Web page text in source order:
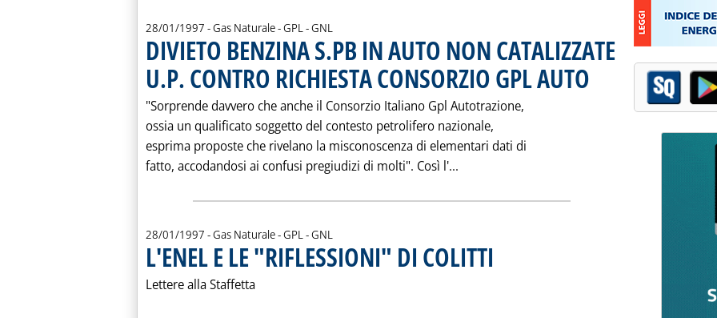
28/01/1997 - Gas Naturale - GPL - GNL
DIVIETO BENZINA S.PB IN AUTO NON CATALIZZATE
U.P. CONTRO RICHIESTA CONSORZIO GPL AUTO . Pubblicata martedì 28
"Sorprende davvero che anche il Consorzio Italiano Gpl Autotrazione,
ossia un qualificato soggetto del contesto petrolifero nazionale,
esprima proposte che rivelano la misconoscenza di elementari dati di
fatto, accodandosi ai confusi pregiudizi di molti". Così l'... Leggi tutta la notizia: 'DIVIETO BENZINA
28/01/1997 - Gas Naturale - GPL - GNL
L'ENEL E LE "RIFLESSIONI" DI COLITTI
Lettere alla Staffetta